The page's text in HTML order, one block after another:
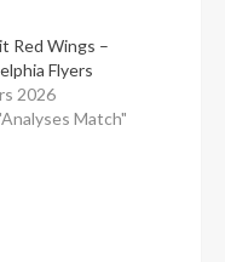
Red Wings –
Flyers
2026
Match"